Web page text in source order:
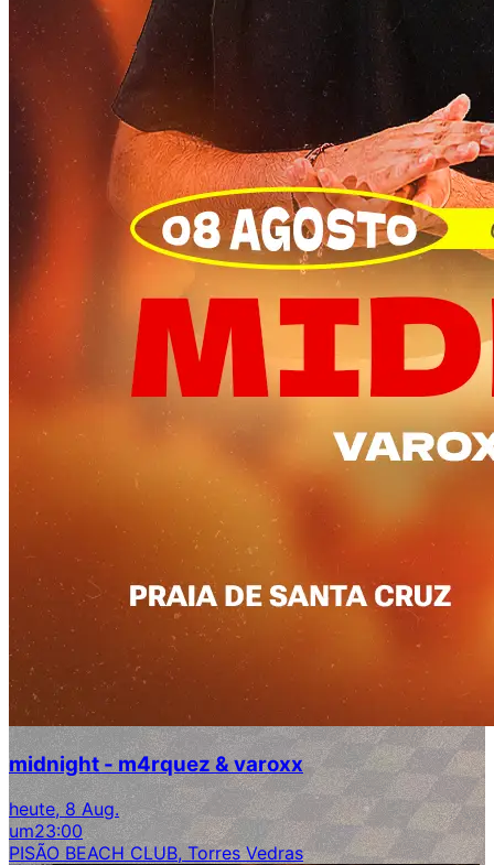
midnight - m4rquez & varoxx
heute, 8 Aug.
um23:00
PISÃO BEACH CLUB, Torres Vedras